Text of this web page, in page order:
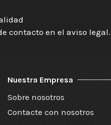
contacto en el aviso legal.
Nuestra Empresa
Sobre nosotros
Contacte con nosotros